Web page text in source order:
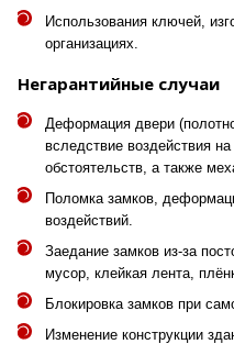
Использования ключей,
организациях.
Негарантийные случаи
Деформация двери
вследствие воздействия
обстоятельств, а также
Поломка замков,
воздействий.
Заедание замков из-за
мусор, клейкая лента,
Блокировка замков при
Изменение конструкции